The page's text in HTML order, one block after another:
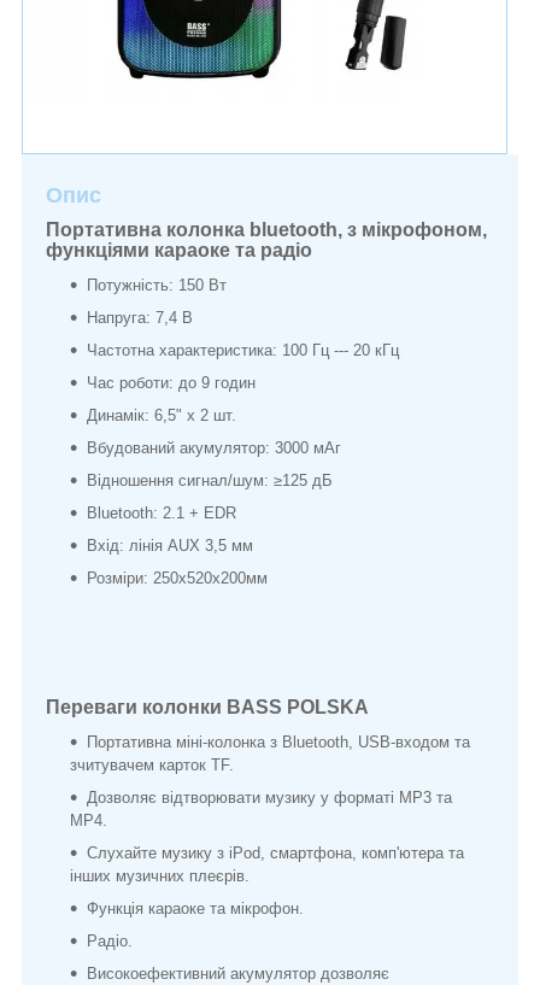
Опис
Портативна колонка bluetooth, з мікрофоном,
функціями караоке та радіо
Потужність: 150 Вт
Напруга: 7,4 В
Частотна характеристика: 100 Гц --- 20 кГц
Час роботи: до 9 годин
Динамік: 6,5" х 2 шт.
Вбудований акумулятор: 3000 мАг
Відношення сигнал/шум: ≥125 дБ
Bluetooth: 2.1 + EDR
Вхід: лінія AUX 3,5 мм
Розміри: 250x520x200мм
Переваги колонки BASS POLSKA
Портативна міні-колонка з Bluetooth, USB-входом та
зчитувачем карток TF.
Дозволяє відтворювати музику у форматі MP3 та
MP4.
Слухайте музику з iPod, смартфона, комп'ютера та
інших музичних плеєрів.
Функція караоке та мікрофон.
Радіо.
Високоефективний акумулятор дозволяє